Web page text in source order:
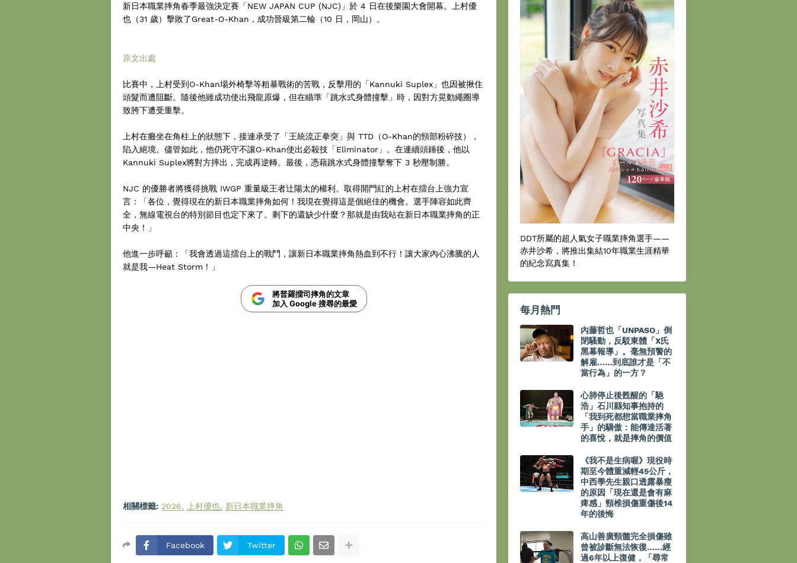
新日本職業摔角春季最強決定賽「NEW JAPAN CUP (NJC)」於 4 日在後樂園大會開幕。上村優
也（31 歲）擊敗了Great-O-Khan，成功晉級第二輪（10 日，岡山）。
原文出處
比賽中，上村受到O-Khan場外椅擊等粗暴戰術的苦戰，反擊用的「Kannuki Suplex」也因被揪住
頭髮而遭阻斷。隨後他雖成功使出飛龍原爆，但在瞄準「跳水式身體撞擊」時，因對方晃動繩圈導
致胯下遭受重擊。
上村在癱坐在角柱上的狀態下，接連承受了「王統流正拳突」與 TTD（O-Khan的頸部粉碎技），
陷入絕境。儘管如此，他仍死守不讓O-Khan使出必殺技「Eliminator」。在連續頭錘後，他以
Kannuki Suplex將對方摔出，完成再逆轉。最後，憑藉跳水式身體撞擊奪下 3 秒壓制勝。
NJC 的優勝者將獲得挑戰 IWGP 重量級王者辻陽太的權利。取得開門紅的上村在擂台上強力宣
言：「各位，覺得現在的新日本職業摔角如何！我現在覺得這是個絕佳的機會。選手陣容如此齊
全，無線電視台的特別節目也定下來了。剩下的還缺少什麼？那就是由我站在新日本職業摔角的正
中央！」
他進一步呼籲：「我會透過這擂台上的戰鬥，讓新日本職業摔角熱血到不行！讓大家內心沸騰的人
就是我—Heat Storm！」
將普羅擂司摔角的文章
加入 Google 搜尋的最愛
相關標籤: 2026 上村優也 新日本職業摔角
Facebook Twitter
DDT所屬的超人氣女子職業摔角選手——
赤井沙希，將推出集結10年職業生涯精華
的紀念寫真集！
每月熱門
內藤哲也「UNPASO」倒
閉騷動，反駁東體「X氏
黑幕報導」。毫無預警的
解雇……到底誰才是「不
當行為」的一方？
心肺停止後甦醒的「馳
浩」石川縣知事抱持的
「我到死都想當職業摔角
手」的驕傲：能傳達活著
的喜悅，就是摔角的價值
《我不是生病喔》現役時
期至今體重減輕45公斤，
中西學先生親口透露暴瘦
的原因「現在還是會有麻
痺感」頸椎損傷重傷後14
年的後悔
高山善廣頸髓完全損傷雖
曾被診斷無法恢復……經
過6年以上復健，「尋常